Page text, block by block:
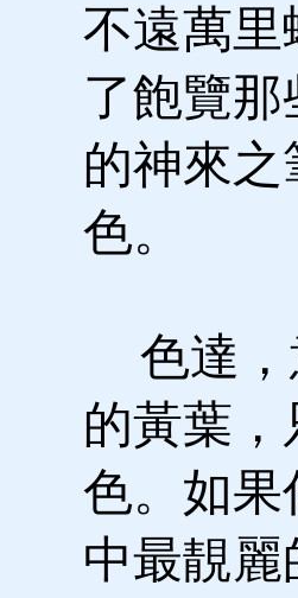
不遠萬里
了飽覽
的神來
色。
色達，
的黃葉
色。如果
中最靚